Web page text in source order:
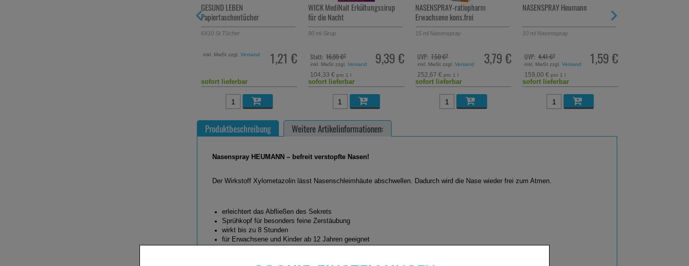
GESUND LEBEN
Papiertaschentücher
6X10 St Tücher
1,21 €
inkl. MwSt zzgl.Versand
sofort lieferbar
WICK MediNait Erkältungssirup
für die Nacht
90 ml Sirup
9,39 €
Statt: 16,99 €²
inkl. MwSt zzgl.Versand
104,33 € pro 1 l
sofort lieferbar
NASENSPRAY-ratiopharm
Erwachsene kons.frei
15ml Nasenspray
3,79 €
UVP: 7,50 €³
inkl. MwSt zzgl. Versand
252,67 € pro 1 l
sofort lieferbar
NASENSPRAY Heumann
10ml Nasenspray
1,59 €
UVP: 4,41 €³
inkl. MwSt zzgl. Versand
159,00 € pro 1 l
sofort lieferbar
Produktbeschreibung Weitere Artikelinformationen:
Nasenspray HEUMANN – befreit verstopfte Nasen!
Der Wirkstoff Xylometazolin lässt Nasenschleimhäute abschwellen. Dadurch wird die Nase wieder frei zum Atmen.
erleichtert das Abfließen des Sekrets
Sprühkopf für besonders feine Zerstäubung
wirkt bis zu 8 Stunden
für Erwachsene und Kinder ab 12 Jahren geeignet